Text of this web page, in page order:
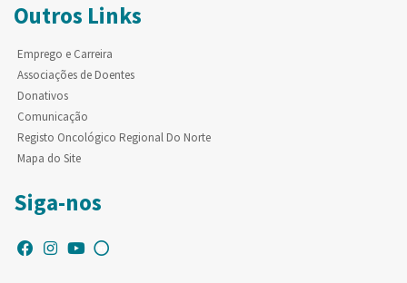
Outros Links
Emprego e Carreira
Associações de Doentes
Donativos
Comunicação
Registo Oncológico Regional Do Norte
Mapa do Site
Siga-nos